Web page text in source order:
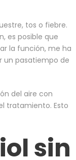
tos o fiebre.
es posible que
la función, me ha
un pasatiempo de
del aire con
tratamiento. Esto
sin